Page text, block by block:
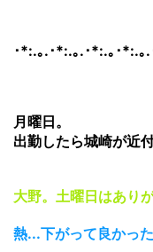
･*:.｡.･*:.｡.･*:.｡･*:.｡
月曜日。
出勤したら城崎が近
大野。土曜日はあり
熱...下がって良かっ